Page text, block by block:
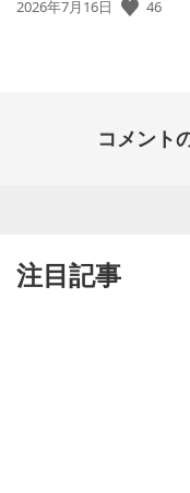
公
2026年7月16日 46
コメント
注目記事